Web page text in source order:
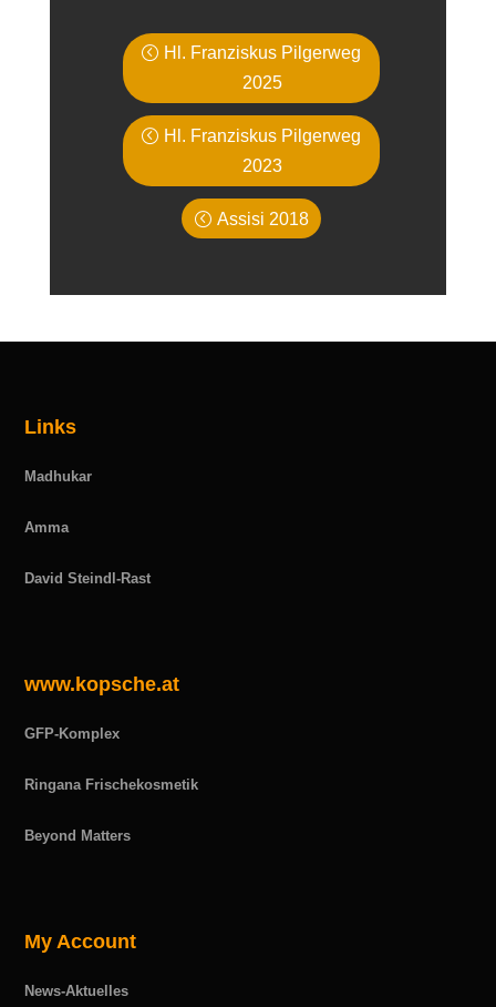
Hl. Franziskus Pilgerweg
2025
Hl. Franziskus Pilgerweg
2023
Assisi 2018
Links
Madhukar
Amma
David Steindl-Rast
www.kopsche.at
GFP-Komplex
Ringana Frischekosmetik
Beyond Matters
My Account
News-Aktuelles